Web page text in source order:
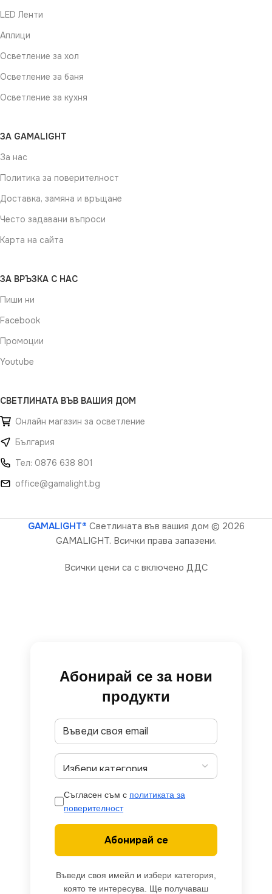
LED Ленти
Аплици
Осветление за хол
Осветление за баня
Осветление за кухня
ЗА GAMALIGHT
За нас
Политика за поверителност
Доставка, замяна и връщане
Често задавани въпроси
Карта на сайта
ЗА ВРЪЗКА С НАС
Пиши ни
Facebook
Промоции
Youtube
СВЕТЛИНАТА ВЪВ ВАШИЯ ДОМ
Онлайн магазин за осветление
България
Тел: 0876 638 801
office@gamalight.bg
GAMALIGHT® Светлината във вашия дом © 2026
GAMALIGHT. Всички права запазени.
Всички цени са с включено ДДС
Абонирай се за нови
продукти
Съгласен съм с политиката за
поверителност
Абонирай се
Въведи своя имейл и избери категория,
която те интересува. Ще получаваш